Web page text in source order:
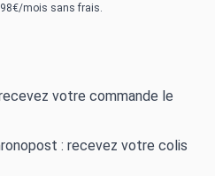
mois sans frais.
votre commande le
: recevez votre colis